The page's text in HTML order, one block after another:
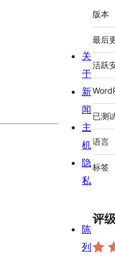
额
外
信
息
版本
最后
活跃
已测
语言
标签
评
关
于
新
闻
主
机
隐
私
陈
列